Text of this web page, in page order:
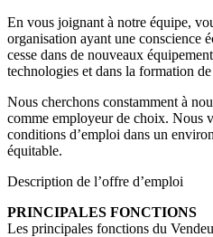
En vous joignant à notre équipe,
organisation ayant une conscience
cesse dans de nouveaux
technologies et dans la formation
Nous cherchons constamment à
comme employeur de choix. Nous
conditions d’emploi dans un
équitable.
Description de l’offre d’emploi
PRINCIPALES FONCTIONS
Les principales fonctions du